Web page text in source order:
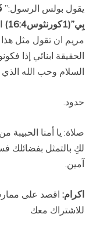
يقول بولس الرسول:”
بِي”(1كورنثوس16:4)
مريم ان تقول مثل هذا
الحقيقة ابنائي إذا
السلام وحب الله الذي
حدود.
صلاة: يا أمنا
لكِ بالتمثل بفضائلك
آمين.
اكرام: اقصد على
للاشتراك معك